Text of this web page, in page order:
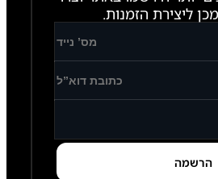
ליצירת הזמנות.